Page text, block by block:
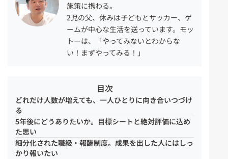
施策に携わる。
2児の父、休みは子どもとサッカー、ゲ
ームが中心な生活を送っています。モッ
トーは、「やってみないとわからな
い！まずやってみる！」
目次
どれだけ人数が増えても、一人ひとりに向き合いつづけ
る
5年後にどうありたいか。 目標シートと絶対評価に込め
た思い
細分化された職級・報酬制度。成果を出した人にはしっ
かり報いたい